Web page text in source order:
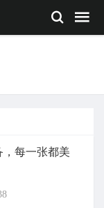
，每一张都美